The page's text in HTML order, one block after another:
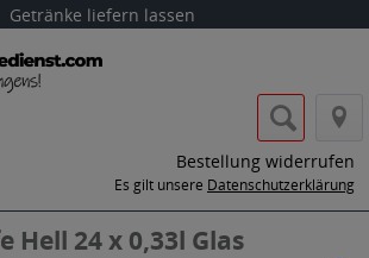
Getränke liefern lassen
Bestellung widerrufen
Es gilt unsere Datenschutzerklärung
Hell 24 x 0,33l Glas